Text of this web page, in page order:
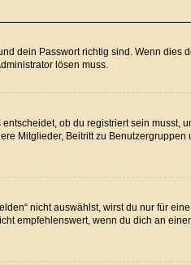
dein Passwort richtig sind. Wenn
lösen muss.
ob du registriert sein
Mitglieder, Beitritt zu
nicht auswählst, wirst du nur für
empfehlenswert, wenn du dich an